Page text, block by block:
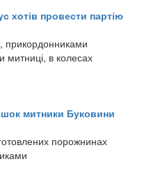
хотів провести партію
прикордонниками
митниці, в колесах
митники Буковини
порожнинах